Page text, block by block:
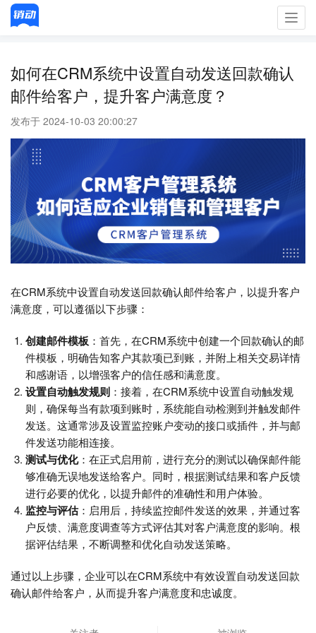
如何在CRM系统中设置自动发送回款确认
邮件给客户，提升客户满意度？
发布于 2024-10-03 20:00:27
在CRM系统中设置自动发送回款确认邮件给客户，以提升客户
满意度，可以遵循以下步骤：
创建邮件模板 ：首先，在CRM系统中创建一个回款确认的邮
件模板，明确告知客户其款项已到账，并附上相关交易详情
和感谢语，以增强客户的信任感和满意度。
设置自动触发规则 ：接着，在CRM系统中设置自动触发规
则，确保每当有款项到账时，系统能自动检测到并触发邮件
发送。这通常涉及设置监控账户变动的接口或插件，并与邮
件发送功能相连接。
测试与优化：在正式启用前，进行充分的测试以确保邮件能
够准确无误地发送给客户。同时，根据测试结果和客户反馈
进行必要的优化，以提升邮件的准确性和用户体验。
监控与评估：启用后，持续监控邮件发送的效果，并通过客
户反馈、满意度调查等方式评估其对客户满意度的影响。根
据评估结果，不断调整和优化自动发送策略。
通过以上步骤，企业可以在CRM系统中有效设置自动发送回款
确认邮件给客户，从而提升客户满意度和忠诚度。